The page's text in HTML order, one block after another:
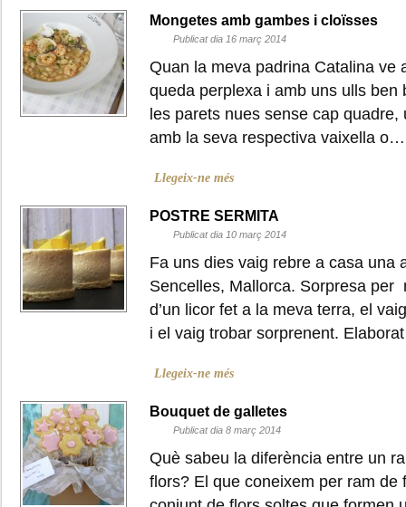
Mongetes amb gambes i cloïsses
Publicat dia 16 març 2014
Quan la meva padrina Catalina ve
queda perplexa i amb uns ulls ben
les parets nues sense cap
amb la seva respectiva vaixella o…
Llegeix-ne més
POSTRE SERMITA
Publicat dia 10 març 2014
Fa uns dies vaig rebre a casa una
Sencelles, Mallorca. Sorpresa per
d’un licor fet a la meva terra, el
i el vaig trobar sorprenent.
Llegeix-ne més
Bouquet de galletes
Publicat dia 8 març 2014
Què sabeu la diferència entre un
flors? El que coneixem per ram de